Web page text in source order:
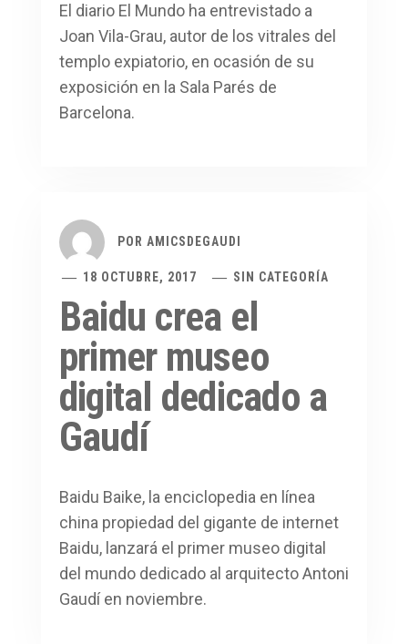
El diario El Mundo ha entrevistado a
Joan Vila-Grau, autor de los vitrales del
templo expiatorio, en ocasión de su
exposición en la Sala Parés de
Barcelona.
POR AMICSDEGAUDI
18 OCTUBRE, 2017 SIN CATEGORÍA
Baidu crea el
primer museo
digital dedicado a
Gaudí
Baidu Baike, la enciclopedia en línea
china propiedad del gigante de internet
Baidu, lanzará el primer museo digital
del mundo dedicado al arquitecto Antoni
Gaudí en noviembre.